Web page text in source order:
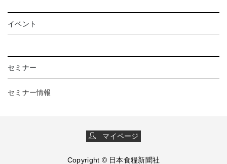
イベント
セミナー
セミナー情報
マイページ
Copyright © 日本食糧新聞社